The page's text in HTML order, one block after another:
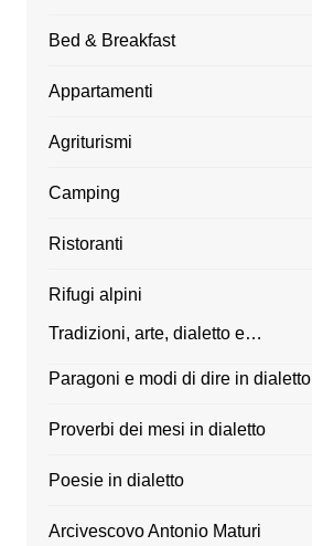
Bed & Breakfast
Appartamenti
Agriturismi
Camping
Ristoranti
Rifugi alpini
Tradizioni, arte, dialetto e…
Paragoni e modi di dire in dialetto
Proverbi dei mesi in dialetto
Poesie in dialetto
Arcivescovo Antonio Maturi